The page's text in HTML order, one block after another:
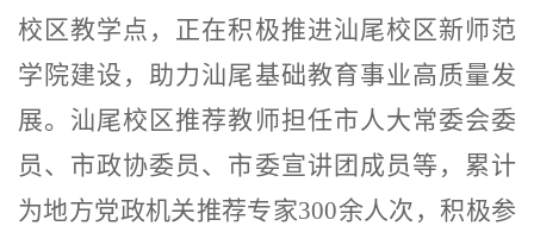
校区教学点，正在积极推进汕尾校区新师范
学院建设，助力汕尾基础教育事业高质量发
展。汕尾校区推荐教师担任市人大常委会委
员、市政协委员、市委宣讲团成员等，累计
为地方党政机关推荐专家300余人次，积极参